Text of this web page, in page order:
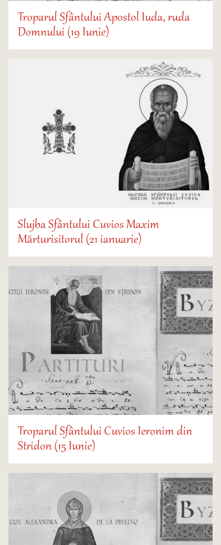
Troparul Sfântului Apostol Iuda, ruda
Domnului (19 Iunie)
Slujba Sfântului Cuvios Maxim
Mărturisitorul (21 ianuarie)
Troparul Sfântului Cuvios Ieronim din
Stridon (15 Iunie)